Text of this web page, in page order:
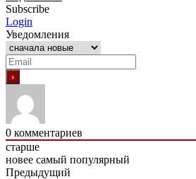
Subscribe
Login
Уведомления
0 комментариев
старше
новее самый популярный
Предыдущий